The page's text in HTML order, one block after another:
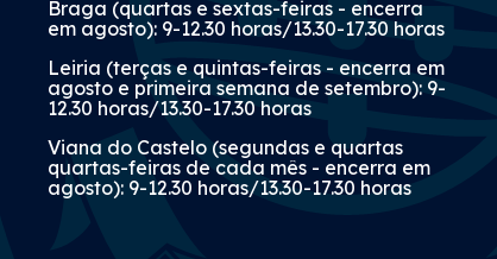
Braga (quartas e sextas-feiras - encerra
em agosto): 9-12.30 horas/13.30-17.30 horas
Leiria (terças e quintas-feiras - encerra em
agosto e primeira semana de setembro): 9-
12.30 horas/13.30-17.30 horas
Viana do Castelo (segundas e quartas
quartas-feiras de cada mês - encerra em
agosto): 9-12.30 horas/13.30-17.30 horas